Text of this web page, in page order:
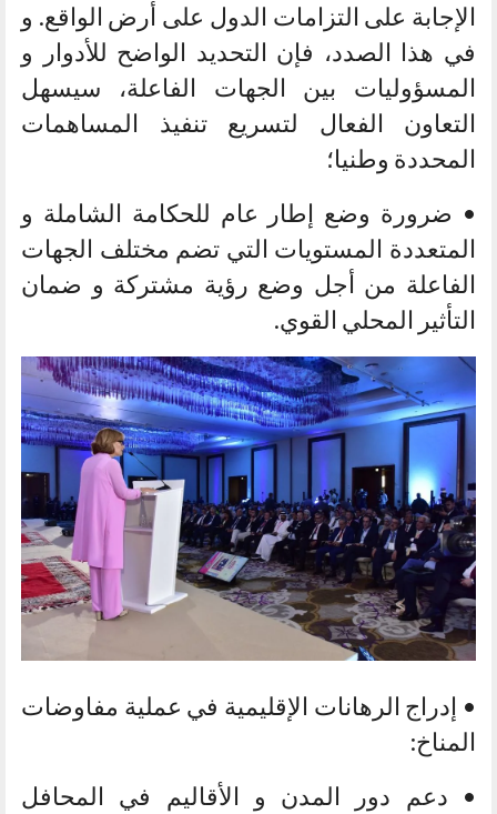
الإجابة على التزامات الدول على أرض الواقع. و
في هذا الصدد، فإن التحديد الواضح للأدوار و
المسؤوليات بين الجهات الفاعلة، سيسهل
التعاون الفعال لتسريع تنفيذ المساهمات
المحددة وطنيا؛
• ضرورة وضع إطار عام للحكامة الشاملة و
المتعددة المستويات التي تضم مختلف الجهات
الفاعلة من أجل وضع رؤية مشتركة و ضمان
التأثير المحلي القوي.
• إدراج الرهانات الإقليمية في عملية مفاوضات
المناخ:
• دعم دور المدن و الأقاليم في المحافل